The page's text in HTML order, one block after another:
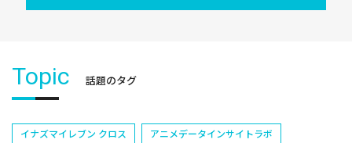
Topic 話題のタグ
イナズマイレブン クロス
アニメデータインサイトラボ